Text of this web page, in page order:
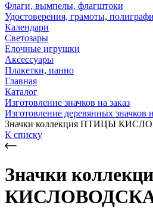
Флаги, вымпелы, флагштоки
Удостоверения, грамоты,
Календари
Светозары
Елочные игрушки
Аксессуары
Плакетки, панно
Главная
Каталог
Изготовление значков на заказ
Изготовление деревянных значков
Значки коллекция ПТИЦЫ
К списку
Значки